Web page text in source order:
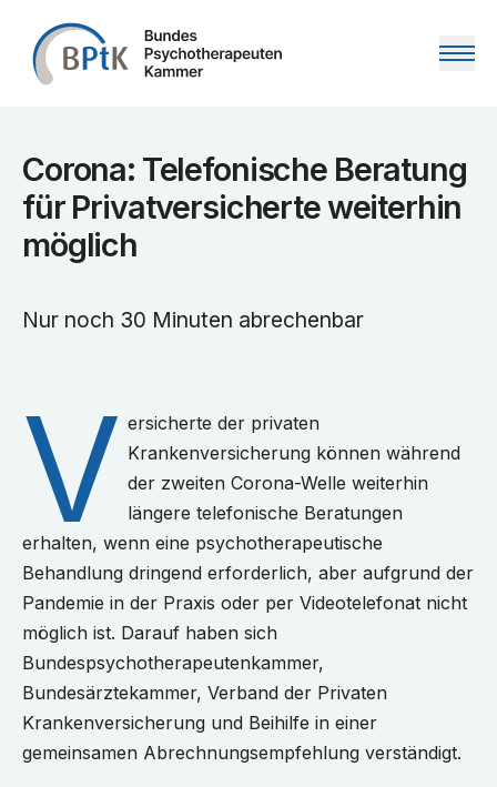
Zum Inhalt springen
Corona: Telefonische Beratung
für Privatversicherte weiterhin
möglich
Nur noch 30 Minuten abrechenbar
V ersicherte der privaten
Krankenversicherung können während
der zweiten Corona-Welle weiterhin
längere telefonische Beratungen
erhalten, wenn eine psychotherapeutische
Behandlung dringend erforderlich, aber aufgrund der
Pandemie in der Praxis oder per Videotelefonat nicht
möglich ist. Darauf haben sich
Bundespsychotherapeutenkammer,
Bundesärztekammer, Verband der Privaten
Krankenversicherung und Beihilfe in einer
gemeinsamen Abrechnungsempfehlung verständigt.